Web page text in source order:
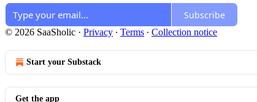
Subscribe
© 2026 SaaSholic · Privacy ∙ Terms ∙ Collection notice
Start your Substack
Get the app